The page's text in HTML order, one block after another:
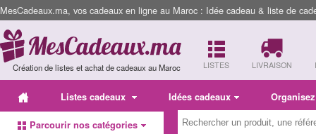
MesCadeaux.ma, vos cadeaux en ligne au Maroc : Idée cadeau & liste de
Création de listes et achat de cadeaux au Maroc LISTES LIVRAISON
Listes cadeaux Idées cadeaux
Parcourir nos catégories